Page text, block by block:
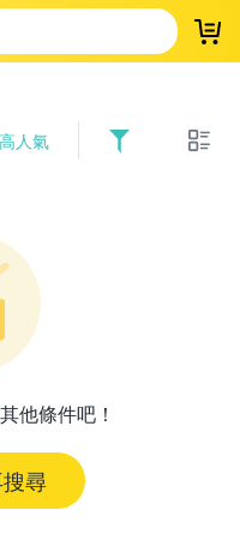
登
人氣
他條件吧！
尋